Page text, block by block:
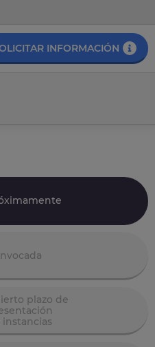
INFORMACIÓN
plazo de
instancias